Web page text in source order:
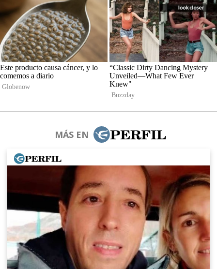
MÁS EN